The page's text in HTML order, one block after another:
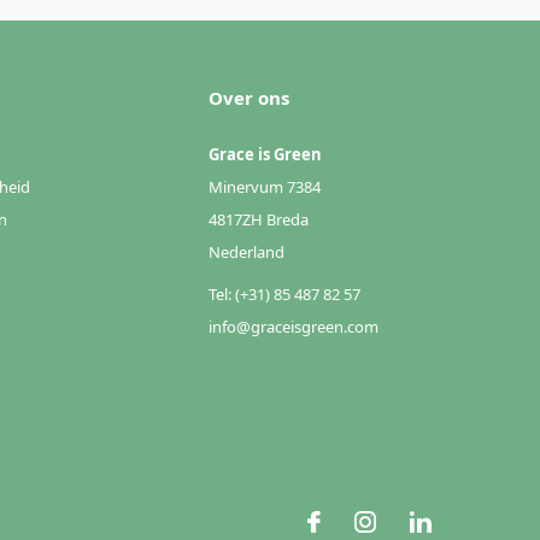
Over ons
Grace is Green
Minervum 7384
4817ZH Breda
Nederland
Tel: (+31) 85 487 82 57
info@graceisgreen.com